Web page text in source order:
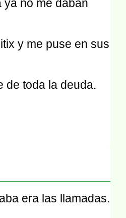
ya no me daban
y me puse en sus
de toda la deuda.
era las llamadas.